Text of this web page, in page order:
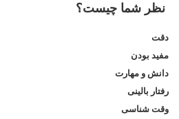
نظر شما چیست؟
دقت
مفید بودن
دانش و مهارت
رفتار بالینی
وقت شناسی